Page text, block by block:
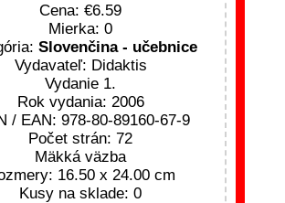
Cena:
6.59
Mierka: 0
Slovenčina - učebnice
Vydavateľ: Didaktis
Vydanie 1.
Rok vydania: 2006
/ EAN: 978-80-89160-67-9
Počet strán: 72
Mäkká väzba
16.50 x 24.00 cm
Kusy na sklade: 0